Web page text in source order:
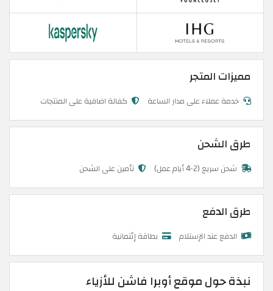
مميزات المتجر
خدمة عملاء على مدار الساعة كفالة اضافية على المنتجات
طرق الشحن
شحن سريع (2-4 أيام عمل) تأمين على الشحن
طرق الدفع
الدفع عند الإستلام بطاقة إئتمانية
نبذة حول موقع أوبرا فاشن للأزياء